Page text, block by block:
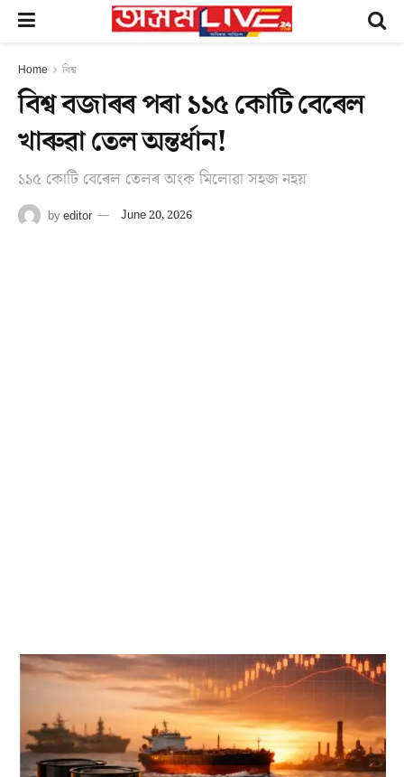
Home বিশ্ব
বিশ্ব বজাৰৰ পৰা ১১৫ কোটি বেৰেল
খাৰুৱা তেল অন্তৰ্ধান!
১১৫ কোটি বেৰেল তেলৰ অংক মিলোৱা সহজ নহয়
byeditor June 20, 2026